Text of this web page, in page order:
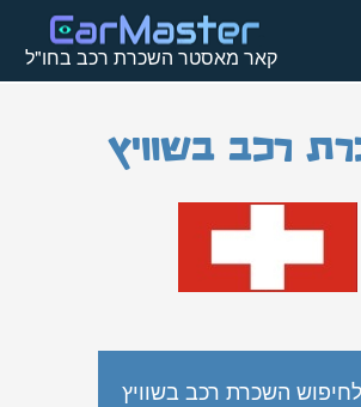
קאר מאסטר השכרת רכב בחו"ל
רכב בשוויץ
השכרת רכב בשוויץ